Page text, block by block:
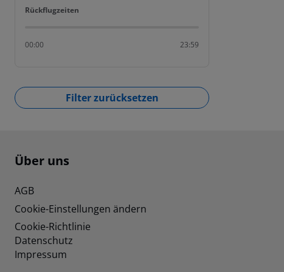
Rückflugzeiten
Rückflugzeiten
00:00 23:59
Filter zurücksetzen
Footer navigation
Über uns
AGB
Cookie-Einstellungen ändern
Cookie-Richtlinie
Datenschutz
Impressum